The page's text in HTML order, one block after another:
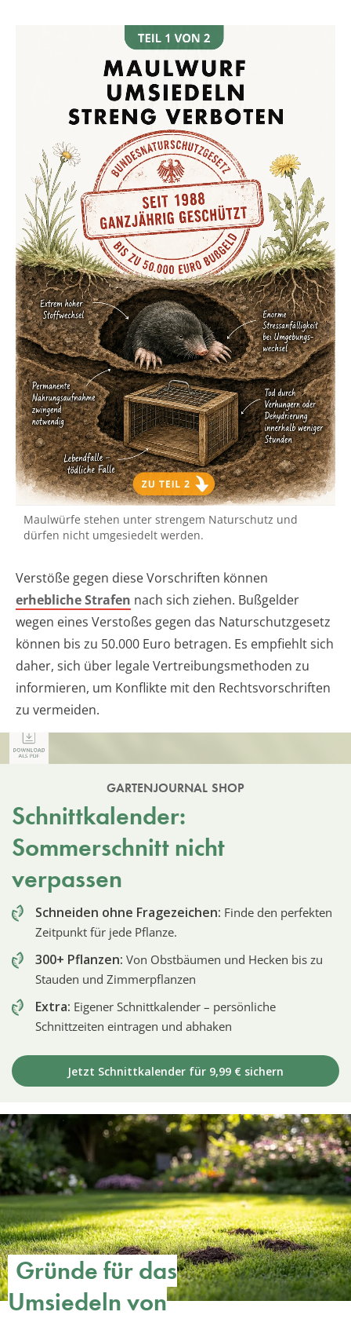
Maulwürfe stehen unter strengem Naturschutz und
dürfen nicht umgesiedelt werden.
Verstöße gegen diese Vorschriften können
erhebliche Strafen nach sich ziehen. Bußgelder
wegen eines Verstoßes gegen das Naturschutzgesetz
können bis zu 50.000 Euro betragen. Es empfiehlt sich
daher, sich über legale Vertreibungsmethoden zu
informieren, um Konflikte mit den Rechtsvorschriften
zu vermeiden.
GARTENJOURNAL SHOP
Schnittkalender:
Sommerschnitt nicht
verpassen
Schneiden ohne Fragezeichen: Finde den perfekten
Zeitpunkt für jede Pflanze.
300+ Pflanzen: Von Obstbäumen und Hecken bis zu
Stauden und Zimmerpflanzen
Extra: Eigener Schnittkalender – persönliche
Schnittzeiten eintragen und abhaken
Jetzt Schnittkalender für 9,99 € sichern
Gründe für das
Umsiedeln von